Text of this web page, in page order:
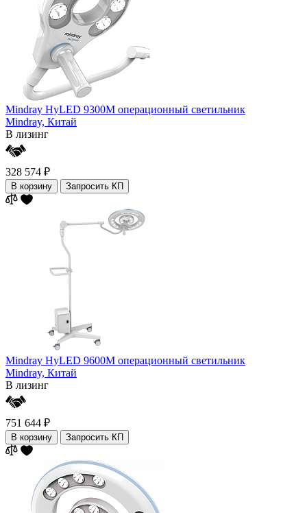
Mindray HyLED 9300М операционный светильник
Mindray, Китай
В лизинг
328 574 ₽
В корзину Запросить КП
Mindray HyLED 9600M операционный светильник
Mindray, Китай
В лизинг
751 644 ₽
В корзину Запросить КП